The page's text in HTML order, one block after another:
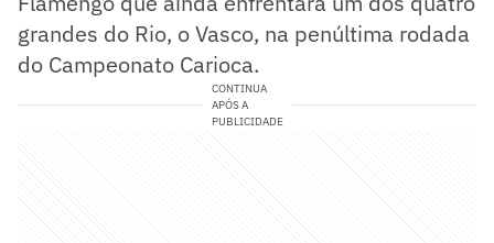
grandes do Rio, o Vasco, na penúltima rodada
do Campeonato Carioca.
CONTINUA
APÓS A
PUBLICIDADE